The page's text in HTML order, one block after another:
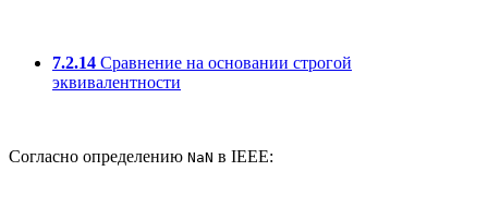
7.2.14 Сравнение на основании строгой
эквивалентности
Согласно определению NaN в IEEE: